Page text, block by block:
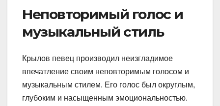
Неповторимый голос и
музыкальный стиль
Крылов певец производил неизгладимое
впечатление своим неповторимым голосом и
музыкальным стилем. Его голос был округлым,
глубоким и насыщенным эмоциональностью.